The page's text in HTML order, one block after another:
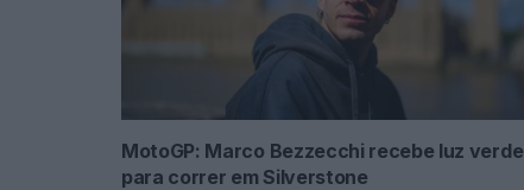
MotoGP: Marco Bezzecchi recebe luz verde
para correr em Silverstone